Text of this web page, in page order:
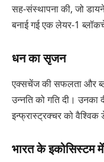
सह-संस्थापना की, जो
बनाई गई एक लेयर-1
धन का सृजन
एक्सचेंज की सफलता और
उन्नति को गति दी।
इन्फ्रास्ट्रक्चर को
भारत के इकोसिस्टम